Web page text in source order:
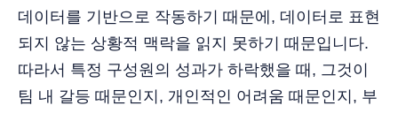
데이터를 기반으로 작동하기 때문에, 데이터로 표현
되지 않는 상황적 맥락을 읽지 못하기 때문입니다.
따라서 특정 구성원의 성과가 하락했을 때, 그것이
팀 내 갈등 때문인지, 개인적인 어려움 때문인지, 부